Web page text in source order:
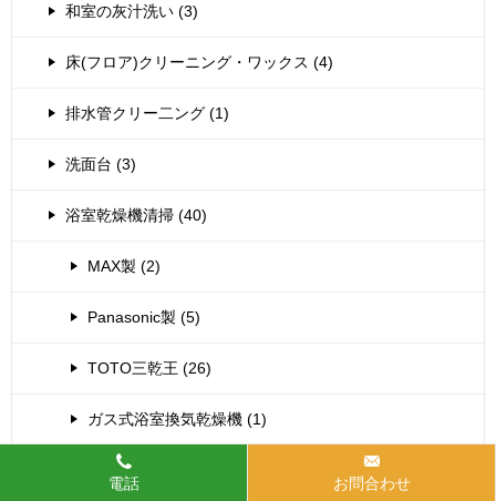
和室の灰汁洗い (3)
床(フロア)クリーニング・ワックス (4)
排水管クリー二ング (1)
洗面台 (3)
浴室乾燥機清掃 (40)
MAX製 (2)
Panasonic製 (5)
TOTO三乾王 (26)
ガス式浴室換気乾燥機 (1)
三菱製 (1)
電話 お問合わせ